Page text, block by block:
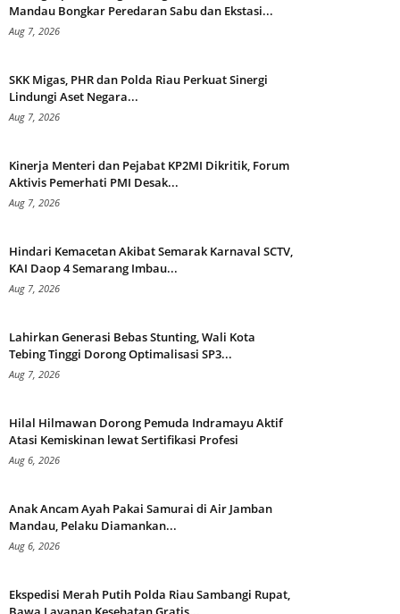
Mandau Bongkar Peredaran Sabu dan Ekstasi...
Aug 7, 2026
SKK Migas, PHR dan Polda Riau Perkuat Sinergi
Lindungi Aset Negara...
Aug 7, 2026
Kinerja Menteri dan Pejabat KP2MI Dikritik, Forum
Aktivis Pemerhati PMI Desak...
Aug 7, 2026
Hindari Kemacetan Akibat Semarak Karnaval SCTV,
KAI Daop 4 Semarang Imbau...
Aug 7, 2026
Lahirkan Generasi Bebas Stunting, Wali Kota
Tebing Tinggi Dorong Optimalisasi SP3...
Aug 7, 2026
Hilal Hilmawan Dorong Pemuda Indramayu Aktif
Atasi Kemiskinan lewat Sertifikasi Profesi
Aug 6, 2026
Anak Ancam Ayah Pakai Samurai di Air Jamban
Mandau, Pelaku Diamankan...
Aug 6, 2026
Ekspedisi Merah Putih Polda Riau Sambangi Rupat,